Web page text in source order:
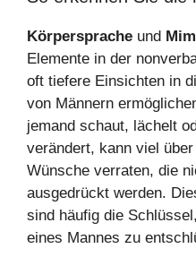
Körpersprache und
Elemente in der
oft tiefere Einsichten in
von Männern
jemand schaut, lächelt
verändert, kann viel
Wünsche verraten, die
ausgedrückt werden.
sind häufig die
eines Mannes zu